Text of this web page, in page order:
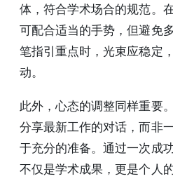
体，符合学术场合的规范。
可配合适当的手势，但避免
笔指引重点时，光束应稳定
动。
此外，心态的调整同样重要
分享最新工作的对话，而非
于充分的准备。通过一次成
不仅是学术成果，更是个人